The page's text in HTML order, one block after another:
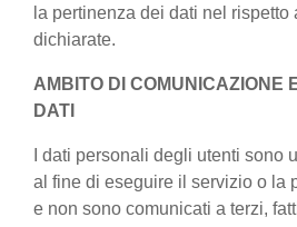
la pertinenza dei dati nel rispetto
dichiarate.
AMBITO DI COMUNICAZIONE
DATI
I dati personali degli utenti sono
al fine di eseguire il servizio o la
e non sono comunicati a terzi,